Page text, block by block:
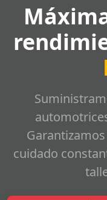
cuidado